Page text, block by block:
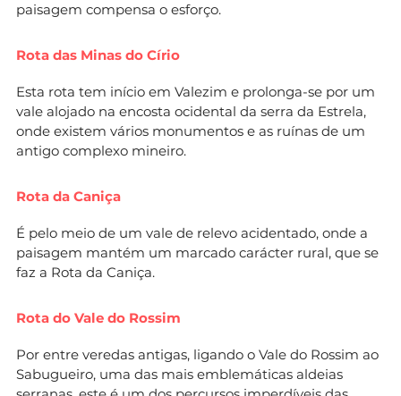
paisagem compensa o esforço.
Rota das Minas do Círio
Esta rota tem início em Valezim e prolonga-se por um
vale alojado na encosta ocidental da serra da Estrela,
onde existem vários monumentos e as ruínas de um
antigo complexo mineiro.
Rota da Caniça
É pelo meio de um vale de relevo acidentado, onde a
paisagem mantém um marcado carácter rural, que se
faz a Rota da Caniça.
Rota do Vale do Rossim
Por entre veredas antigas, ligando o Vale do Rossim ao
Sabugueiro, uma das mais emblemáticas aldeias